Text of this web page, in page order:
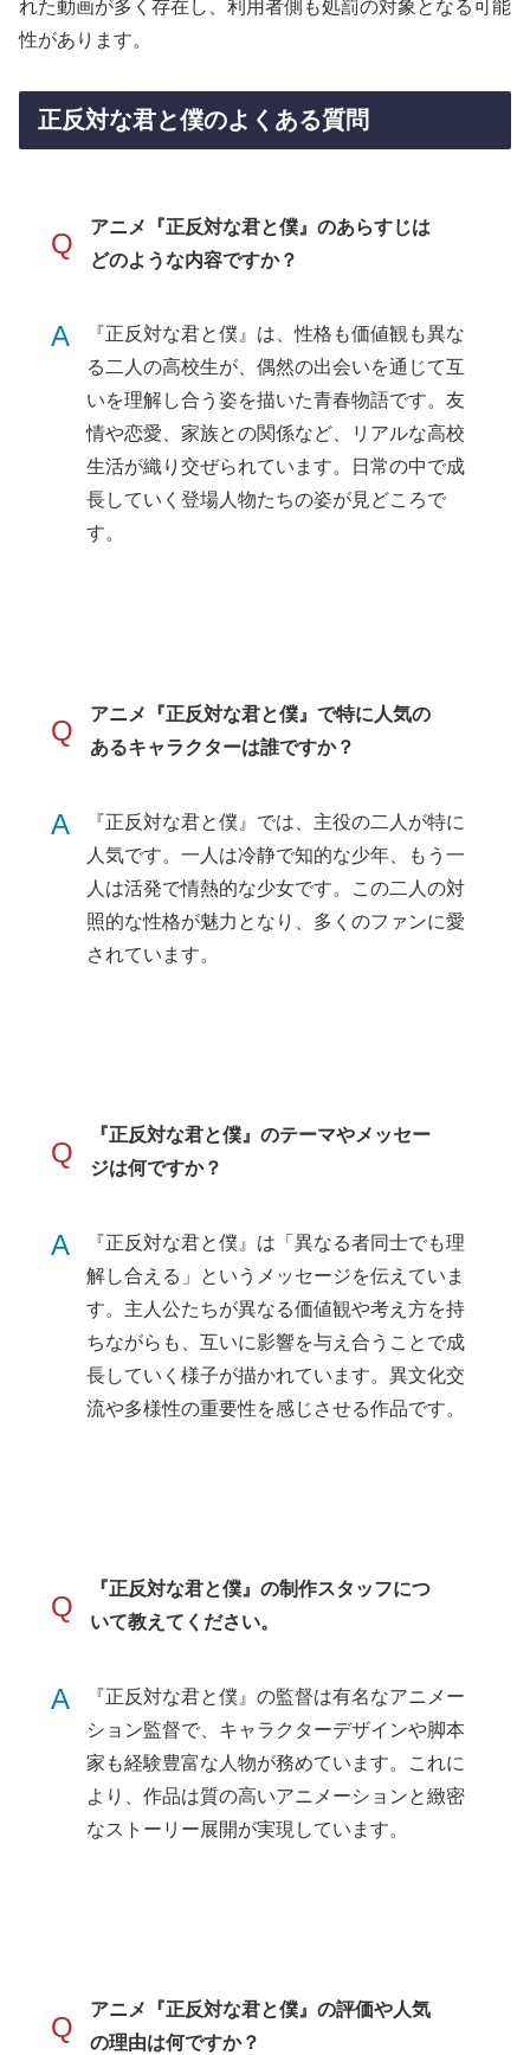
れた動画が多く存在し、利用者側も処罰の対象となる可能
性があります。
正反対な君と僕のよくある質問
Q
アニメ『正反対な君と僕』のあらすじは
どのような内容ですか？
A
『正反対な君と僕』は、性格も価値観も異な
る二人の高校生が、偶然の出会いを通じて互
いを理解し合う姿を描いた青春物語です。友
情や恋愛、家族との関係など、リアルな高校
生活が織り交ぜられています。日常の中で成
長していく登場人物たちの姿が見どころで
す。
Q
アニメ『正反対な君と僕』で特に人気の
あるキャラクターは誰ですか？
A
『正反対な君と僕』では、主役の二人が特に
人気です。一人は冷静で知的な少年、もう一
人は活発で情熱的な少女です。この二人の対
照的な性格が魅力となり、多くのファンに愛
されています。
Q
『正反対な君と僕』のテーマやメッセー
ジは何ですか？
A
『正反対な君と僕』は「異なる者同士でも理
解し合える」というメッセージを伝えていま
す。主人公たちが異なる価値観や考え方を持
ちながらも、互いに影響を与え合うことで成
長していく様子が描かれています。異文化交
流や多様性の重要性を感じさせる作品です。
Q
『正反対な君と僕』の制作スタッフにつ
いて教えてください。
A
『正反対な君と僕』の監督は有名なアニメー
ション監督で、キャラクターデザインや脚本
家も経験豊富な人物が務めています。これに
より、作品は質の高いアニメーションと緻密
なストーリー展開が実現しています。
Q
アニメ『正反対な君と僕』の評価や人気
の理由は何ですか？